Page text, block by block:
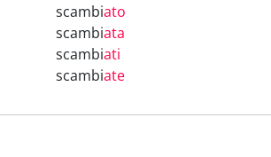
scambiato
scambiata
scambiati
scambiate